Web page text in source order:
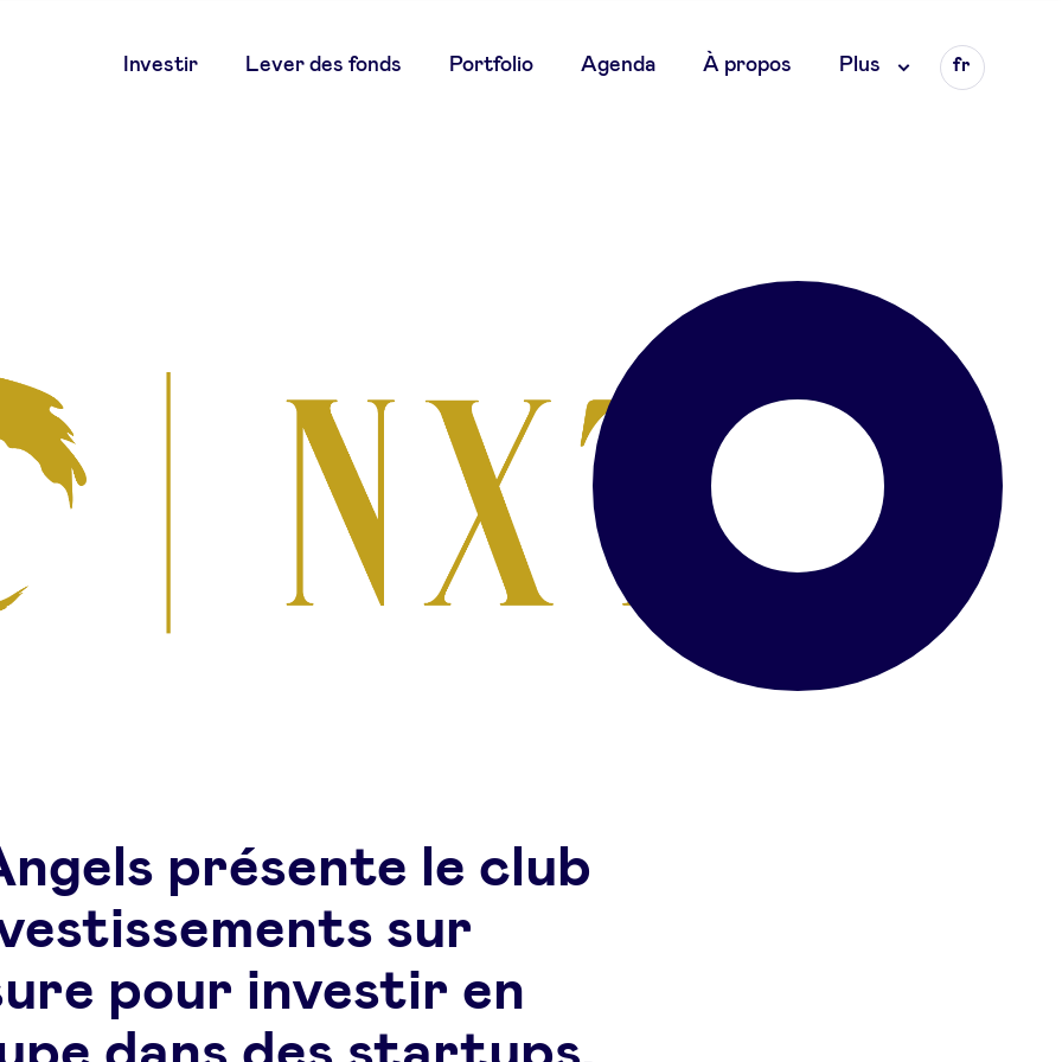
Main
Investir Lever des fonds Portfolio Agenda À propos Plus Language
fr
présente le club
sur
pour investir en